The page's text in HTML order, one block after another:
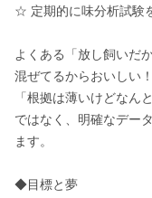
☆ 定期的に味分析試験
よくある「放し飼いだ
混ぜてるからおいしい
「根拠は薄いけどなん
ではなく、明確なデー
ます。
◆目標と夢